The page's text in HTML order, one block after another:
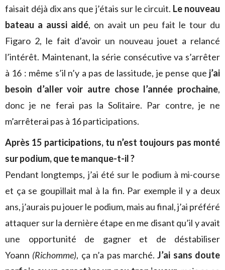
faisait déjà dix ans que j’étais sur le circuit. Le nouveau
bateau a aussi aidé, on avait un peu fait le tour du
Figaro 2, le fait d’avoir un nouveau jouet a relancé
l’intérêt. Maintenant, la série consécutive va s’arrêter
à 16 : même s’il n’y a pas de lassitude, je pense que j’ai
besoin d’aller voir autre chose l’année prochaine,
donc je ne ferai pas la Solitaire. Par contre, je ne
m’arrêterai pas à 16 participations.
Après 15 participations, tu n’est toujours pas monté
sur podium, que te manque-t-il ?
Pendant longtemps, j’ai été sur le podium à mi-course
et ça se goupillait mal à la fin. Par exemple il y a deux
ans, j’aurais pu jouer le podium, mais au final, j’ai préféré
attaquer sur la dernière étape en me disant qu’il y avait
une opportunité de gagner et de déstabiliser
Yoann (Richomme), ça n’a pas marché.J’ai sans doute